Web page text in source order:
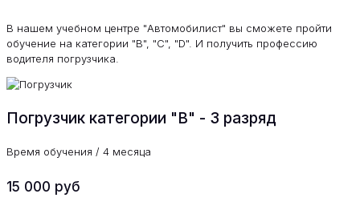
В нашем учебном центре "Автомобилист" вы сможете пройти
обучение на категории "B", "C", "D". И получить профессию
водителя погрузчика.
Погрузчик категории "В" - 3 разряд
Время обучения / 4 месяца
15 000 руб